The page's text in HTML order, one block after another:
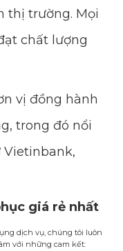
thị trường. Mọi
chất lượng
vị đồng hành
trong đó nổi
giá rẻ nhất
dịch vụ, chúng tôi luôn
với những cam kết: